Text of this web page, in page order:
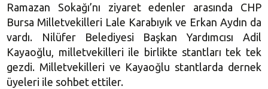
Ramazan Sokağı’nı ziyaret edenler arasında CHP
Bursa Milletvekilleri Lale Karabıyık ve Erkan Aydın da
vardı. Nilüfer Belediyesi Başkan Yardımcısı Adil
Kayaoğlu, milletvekilleri ile birlikte stantları tek tek
gezdi. Milletvekilleri ve Kayaoğlu stantlarda dernek
üyeleri ile sohbet ettiler.